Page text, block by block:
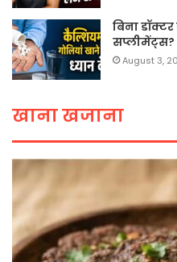
बिना
सप्लीमेंट्स?
August 3,
खाना खजाना